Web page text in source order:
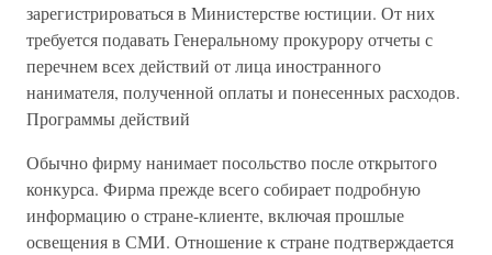
зарегистрироваться в Министерстве юстиции. От них
требуется подавать Генеральному прокурору отчеты с
перечнем всех действий от лица иностранного
нанимателя, полученной оплаты и понесенных расходов.
Программы действий
Обычно фирму нанимает посольство после открытого
конкурса. Фирма прежде всего собирает подробную
информацию о стране-клиенте, включая прошлые
освещения в СМИ. Отношение к стране подтверждается